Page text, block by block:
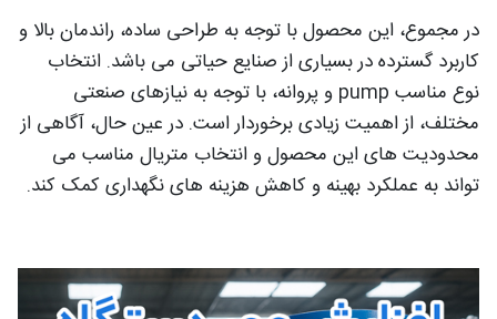
در مجموع، این محصول با توجه به طراحی ساده، راندمان بالا و
کاربرد گسترده در بسیاری از صنایع حیاتی می باشد. انتخاب
نوع مناسب pump و پروانه، با توجه به نیازهای صنعتی
مختلف، از اهمیت زیادی برخوردار است. در عین حال، آگاهی از
محدودیت های این محصول و انتخاب متریال مناسب می
تواند به عملکرد بهینه و کاهش هزینه های نگهداری کمک کند.